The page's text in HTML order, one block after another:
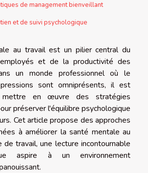
de management bienveillant
et de suivi psychologique
au travail est un pilier central du
et de la productivité des
un monde professionnel où le
sont omniprésents, il est
mettre en œuvre des stratégies
préserver l'équilibre psychologique
Cet article propose des approches
à améliorer la santé mentale au
de travail, une lecture incontournable
aspire à un environnement